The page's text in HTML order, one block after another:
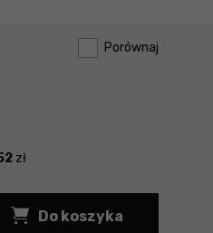
Porównaj
zł
Do koszyka